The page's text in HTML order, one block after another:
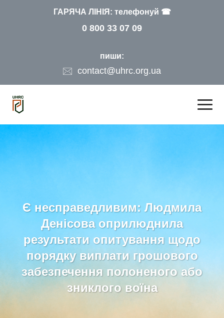
ГАРЯЧА ЛІНІЯ: телефонуй ☎
0 800 33 07 09
пиши:
contact@uhrc.org.ua
Є несправедливим: Людмила
Денісова оприлюднила
результати опитування щодо
порядку виплати грошового
забезпечення полоненого або
зниклого воїна